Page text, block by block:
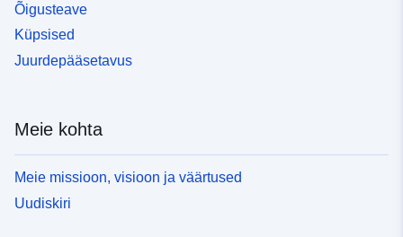
Õigusteave
Küpsised
Juurdepääsetavus
Meie kohta
Meie missioon, visioon ja väärtused
Uudiskiri